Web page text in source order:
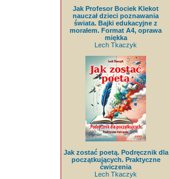
Jak Profesor Bociek Klekot
nauczał dzieci poznawania
świata. Bajki edukacyjne z
morałem. Format A4, oprawa
miękka
Lech Tkaczyk
Jak zostać poetą. Podręcznik dla
początkujących. Praktyczne
ćwiczenia
Lech Tkaczyk